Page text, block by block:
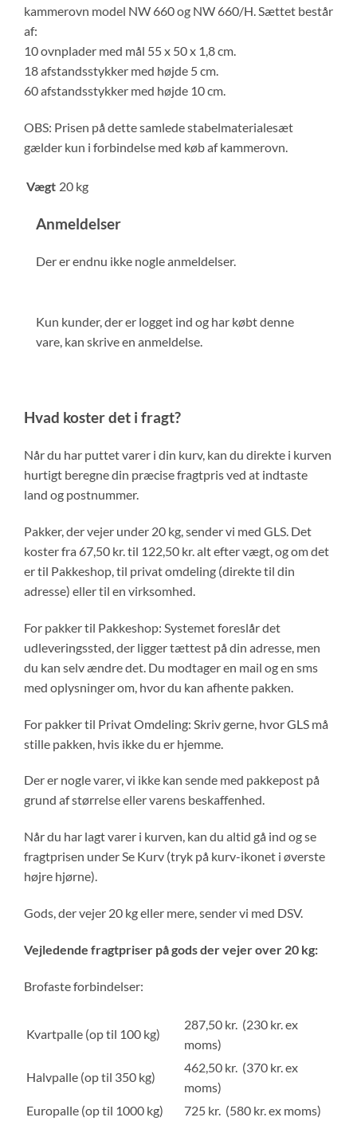
kammerovn model NW 660 og NW 660/H. Sættet består
af:
10 ovnplader med mål 55 x 50 x 1,8 cm.
18 afstandsstykker med højde 5 cm.
60 afstandsstykker med højde 10 cm.
OBS: Prisen på dette samlede stabelmaterialesæt
gælder kun i forbindelse med køb af kammerovn.
Vægt 20 kg
Anmeldelser
Der er endnu ikke nogle anmeldelser.
Kun kunder, der er logget ind og har købt denne
vare, kan skrive en anmeldelse.
Hvad koster det i fragt?
Når du har puttet varer i din kurv, kan du direkte i kurven
hurtigt beregne din præcise fragtpris ved at indtaste
land og postnummer.
Pakker, der vejer under 20 kg, sender vi med GLS. Det
koster fra 67,50 kr. til 122,50 kr. alt efter vægt, og om det
er til Pakkeshop, til privat omdeling (direkte til din
adresse) eller til en virksomhed.
For pakker til Pakkeshop: Systemet foreslår det
udleveringssted, der ligger tættest på din adresse, men
du kan selv ændre det. Du modtager en mail og en sms
med oplysninger om, hvor du kan afhente pakken.
For pakker til Privat Omdeling: Skriv gerne, hvor GLS må
stille pakken, hvis ikke du er hjemme.
Der er nogle varer, vi ikke kan sende med pakkepost på
grund af størrelse eller varens beskaffenhed.
Når du har lagt varer i kurven, kan du altid gå ind og se
fragtprisen under Se Kurv (tryk på kurv-ikonet i øverste
højre hjørne).
Gods, der vejer 20 kg eller mere, sender vi med DSV.
Vejledende fragtpriser på gods der vejer over 20 kg:
Brofaste forbindelser:
Kvartpalle (op til 100 kg)
287,50 kr. (230 kr. ex
moms)
Halvpalle (op til 350 kg)
462,50 kr. (370 kr. ex
moms)
Europalle (op til 1000 kg)
725 kr. (580 kr. ex moms)